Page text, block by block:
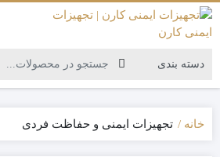
خانه تجهیزات ایمنی و حفاظت فردی